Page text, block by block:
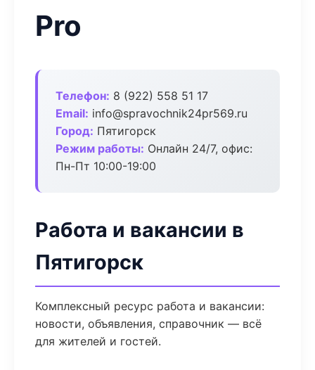
Pro
Телефон: 8 (922) 558 51 17
Email: info@spravochnik24pr569.ru
Город: Пятигорск
Режим работы: Онлайн 24/7, офис:
Пн-Пт 10:00-19:00
Работа и вакансии в
Пятигорск
Комплексный ресурс работа и вакансии:
новости, объявления, справочник — всё
для жителей и гостей.